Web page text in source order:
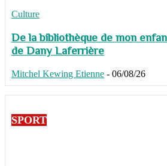
Culture
De la bibliothèque de mon
de Dany Laferrière
Mitchel Kewing Etienne - 06/08/26
SPORT